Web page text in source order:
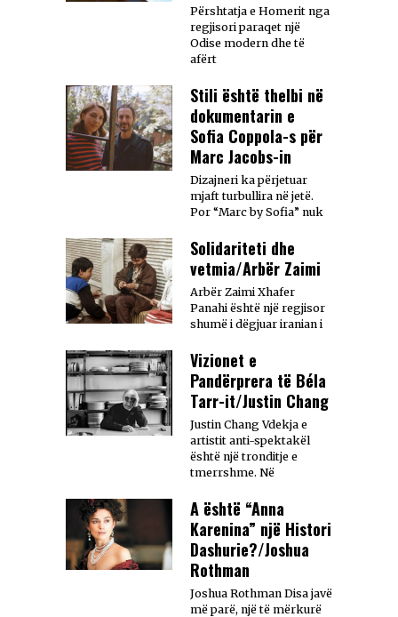
Përshtatja e Homerit nga
regjisori paraqet një
Odise modern dhe të
afërt
Stili është thelbi në
dokumentarin e
Sofia Coppola-s për
Marc Jacobs-in
Dizajneri ka përjetuar
mjaft turbullira në jetë.
Por “Marc by Sofia” nuk
Solidariteti dhe
vetmia/Arbër Zaimi
Arbër Zaimi Xhafer
Panahi është një regjisor
shumë i dëgjuar iranian i
Vizionet e
Pandërprera të Béla
Tarr-it/Justin Chang
Justin Chang Vdekja e
artistit anti-spektakël
është një tronditje e
tmerrshme. Në
A është “Anna
Karenina” një Histori
Dashurie?/Joshua
Rothman
Joshua Rothman Disa javë
më parë, një të mërkurë